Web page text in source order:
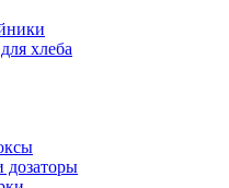
хлеба